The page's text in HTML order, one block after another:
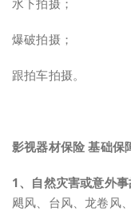
爆破拍摄；
跟拍车拍摄。
影视器材保险 基础保
1、自然灾害或意外
飓风、台风、龙卷风